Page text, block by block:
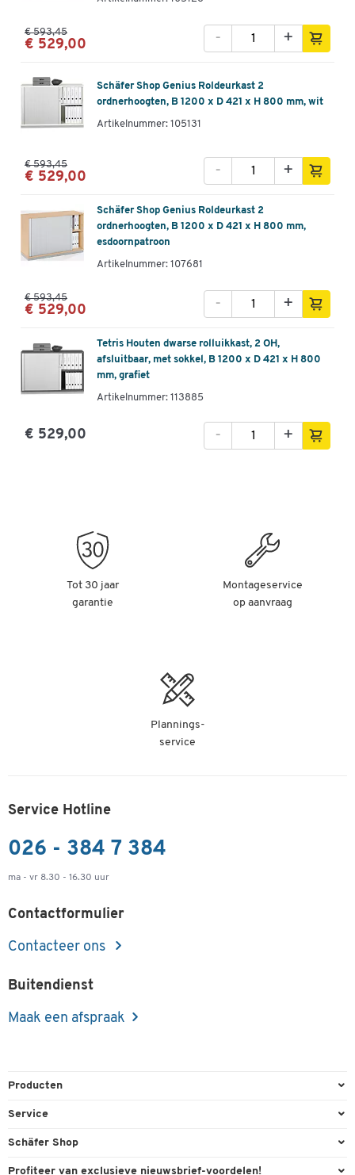
€ 593,45
€ 529,00 +
-
Schäfer Shop Genius Roldeurkast 2
ordnerhoogten, B 1200 x D 421 x H 800 mm, wit
Artikelnummer: 105131
€ 593,45
€ 529,00 +
-
Schäfer Shop Genius Roldeurkast 2
ordnerhoogten, B 1200 x D 421 x H 800 mm,
esdoornpatroon
Artikelnummer: 107681
€ 593,45
€ 529,00 +
-
Tetris Houten dwarse rolluikkast, 2 OH,
afsluitbaar, met sokkel, B 1200 x D 421 x H 800
mm, grafiet
Artikelnummer: 113885
€ 529,00 +
-
Tot 30 jaar
garantie
Montageservice
op aanvraag
Plannings-
service
Service Hotline
026 - 384 7 384
ma - vr 8.30 - 16.30 uur
Contactformulier
Contacteer ons
Buitendienst
Maak een afspraak
Producten
Kantoorbenodigdheden
Service
Bestelling herroepen
Schäfer Shop
Algemene voorwaarden
Profiteer van exclusieve nieuwsbrief-voordelen!